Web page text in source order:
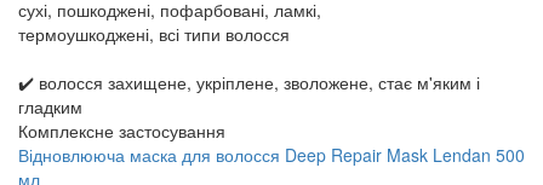
сухі, пошкоджені, пофарбовані, ламкі,
термоушкоджені, всі типи волосся
✔️ волосся захищене, укріплене, зволожене, стає м'яким і
гладким
Комплексне застосування
Відновлююча маска для волосся Deep Repair Mask Lendan 500
мл